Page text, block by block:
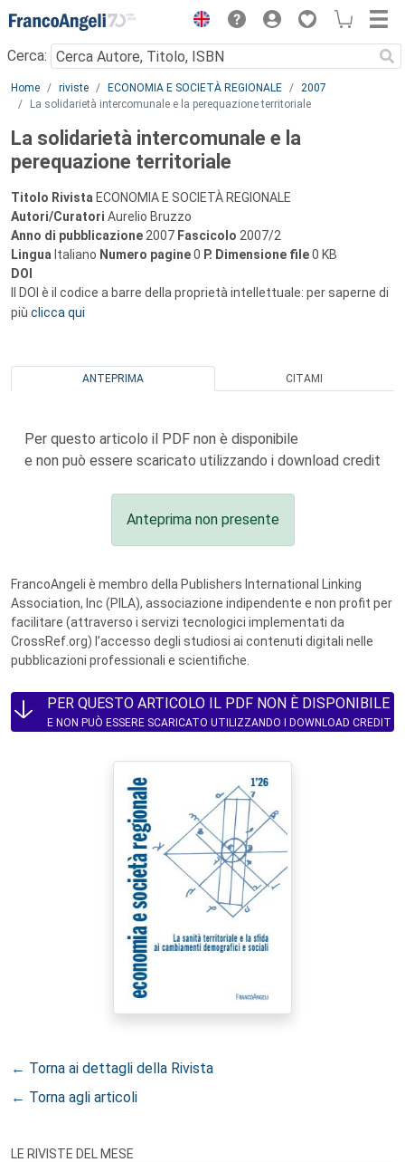
Menu
Cerca:
Main content
Home riviste ECONOMIA E SOCIETÀ REGIONALE
2007
La solidarietà intercomunale e la perequazione territoriale
La solidarietà intercomunale e la
perequazione territoriale
Titolo Rivista ECONOMIA E SOCIETÀ REGIONALE
Autori/Curatori Aurelio Bruzzo
Anno di pubblicazione 2007 Fascicolo 2007/2
Lingua Italiano Numero pagine0 P. Dimensione file0 KB
DOI
Il DOI è il codice a barre della proprietà intellettuale: per saperne di
più clicca qui
ANTEPRIMA CITAMI
Per questo articolo il PDF non è disponibile
e non può essere scaricato utilizzando i download credit
Anteprima non presente
FrancoAngeli è membro della Publishers International Linking
Association, Inc (PILA), associazione indipendente e non profit per
facilitare (attraverso i servizi tecnologici implementati da
CrossRef.org) l’accesso degli studiosi ai contenuti digitali nelle
pubblicazioni professionali e scientifiche.
PER QUESTO ARTICOLO IL PDF NON È DISPONIBILE
E NON PUÒ ESSERE SCARICATO UTILIZZANDO I DOWNLOAD CREDIT
← Torna ai dettagli della Rivista
← Torna agli articoli
LE RIVISTE DEL MESE